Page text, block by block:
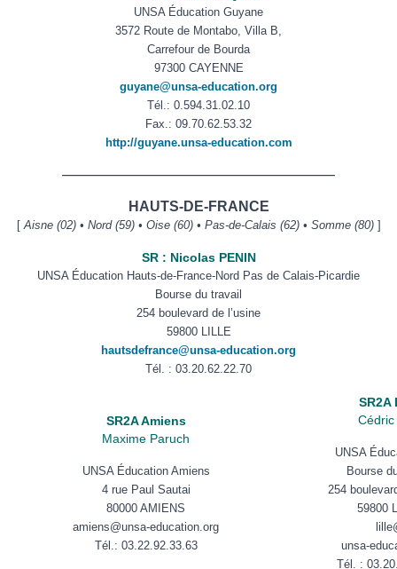
UNSA Éducation Guyane
3572 Route de Montabo, Villa B,
Carrefour de Bourda
97300 CAYENNE
guyane@unsa-education.org
Tél.: 0.594.31.02.10
Fax.: 09.70.62.53.32
http://guyane.unsa-education.com
——————————————————————
HAUTS-DE-FRANCE
[Aisne (02) • Nord (59) • Oise (60) • Pas-de-Calais (62) • Somme (80) ]
SR : Nicolas PENIN
UNSA Éducation Hauts-de-France-Nord Pas de Calais-Picardie
Bourse du travail
254 boulevard de l’usine
59800 LILLE
hautsdefrance@unsa-education.org
Tél. : 03.20.62.22.70
SR2A Amiens
Maxime Paruch
UNSA Éducation Amiens
4 rue Paul Sautai
80000 AMIENS
amiens@unsa-education.org
Tél.: 03.22.92.33.63
SR2A
Cédric
UNSA
Bourse
254
59800
unsa-
Tél. :